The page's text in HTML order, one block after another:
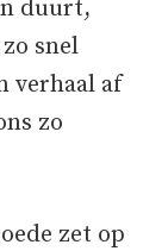
duurt,
snel
verhaal af
zo
zet op